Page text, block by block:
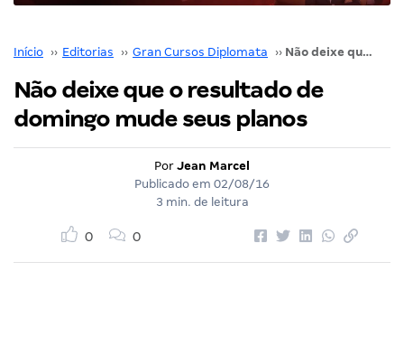
Início ›› Editorias ›› Gran Cursos Diplomata ›› Não deixe que o resultado de domingo mude seus planos
Não deixe que o resultado de
domingo mude seus planos
Por Jean Marcel
Publicado em 02/08/16
3 min. de leitura
0 0